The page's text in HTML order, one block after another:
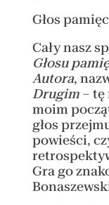
Głos
Cały nasz
Głosu
Autora,
Drugim – tę
moim
głos
powieści,
Gra go